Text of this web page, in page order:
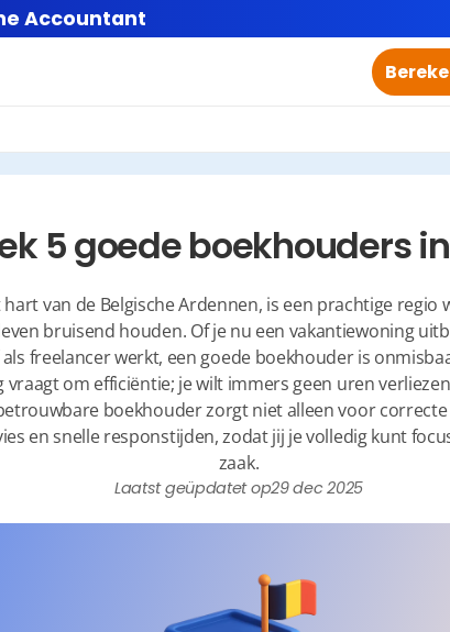
Accountant
5 goede boekhouders in
hart van de Belgische Ardennen, is een prachtige
bruisend houden. Of je nu een vakantiewoning
freelancer werkt, een goede boekhouder is
vraagt om efficiëntie; je wilt immers geen uren
boekhouder zorgt niet alleen voor
en snelle responstijden, zodat jij je volledig kunt
zaak.
Laatst geüpdatet op29 dec 2025